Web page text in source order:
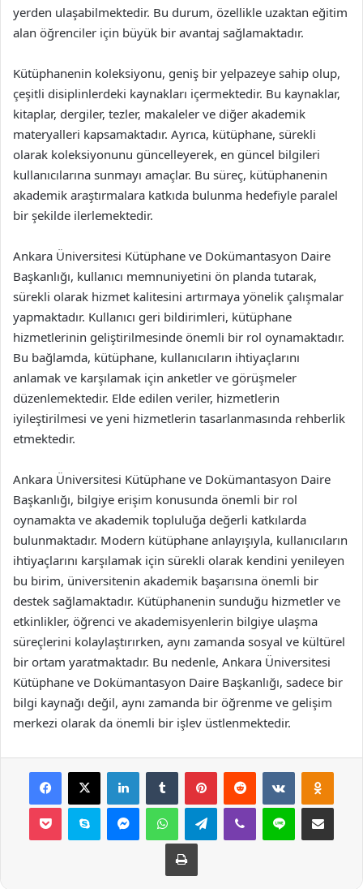
yerden ulaşabilmektedir. Bu durum, özellikle uzaktan eğitim
alan öğrenciler için büyük bir avantaj sağlamaktadır.
Kütüphanenin koleksiyonu, geniş bir yelpazeye sahip olup,
çeşitli disiplinlerdeki kaynakları içermektedir. Bu kaynaklar,
kitaplar, dergiler, tezler, makaleler ve diğer akademik
materyalleri kapsamaktadır. Ayrıca, kütüphane, sürekli
olarak koleksiyonunu güncelleyerek, en güncel bilgileri
kullanıcılarına sunmayı amaçlar. Bu süreç, kütüphanenin
akademik araştırmalara katkıda bulunma hedefiyle paralel
bir şekilde ilerlemektedir.
Ankara Üniversitesi Kütüphane ve Dokümantasyon Daire
Başkanlığı, kullanıcı memnuniyetini ön planda tutarak,
sürekli olarak hizmet kalitesini artırmaya yönelik çalışmalar
yapmaktadır. Kullanıcı geri bildirimleri, kütüphane
hizmetlerinin geliştirilmesinde önemli bir rol oynamaktadır.
Bu bağlamda, kütüphane, kullanıcıların ihtiyaçlarını
anlamak ve karşılamak için anketler ve görüşmeler
düzenlemektedir. Elde edilen veriler, hizmetlerin
iyileştirilmesi ve yeni hizmetlerin tasarlanmasında rehberlik
etmektedir.
Ankara Üniversitesi Kütüphane ve Dokümantasyon Daire
Başkanlığı, bilgiye erişim konusunda önemli bir rol
oynamakta ve akademik topluluğa değerli katkılarda
bulunmaktadır. Modern kütüphane anlayışıyla, kullanıcıların
ihtiyaçlarını karşılamak için sürekli olarak kendini yenileyen
bu birim, üniversitenin akademik başarısına önemli bir
destek sağlamaktadır. Kütüphanenin sunduğu hizmetler ve
etkinlikler, öğrenci ve akademisyenlerin bilgiye ulaşma
süreçlerini kolaylaştırırken, aynı zamanda sosyal ve kültürel
bir ortam yaratmaktadır. Bu nedenle, Ankara Üniversitesi
Kütüphane ve Dokümantasyon Daire Başkanlığı, sadece bir
bilgi kaynağı değil, aynı zamanda bir öğrenme ve gelişim
merkezi olarak da önemli bir işlev üstlenmektedir.
Facebook
X LinkedInTumblr PinterestReddit VKontakte
Pocket Skype MessengerWhatsAppTelegramViber Line E-Posta ile
Yazdır